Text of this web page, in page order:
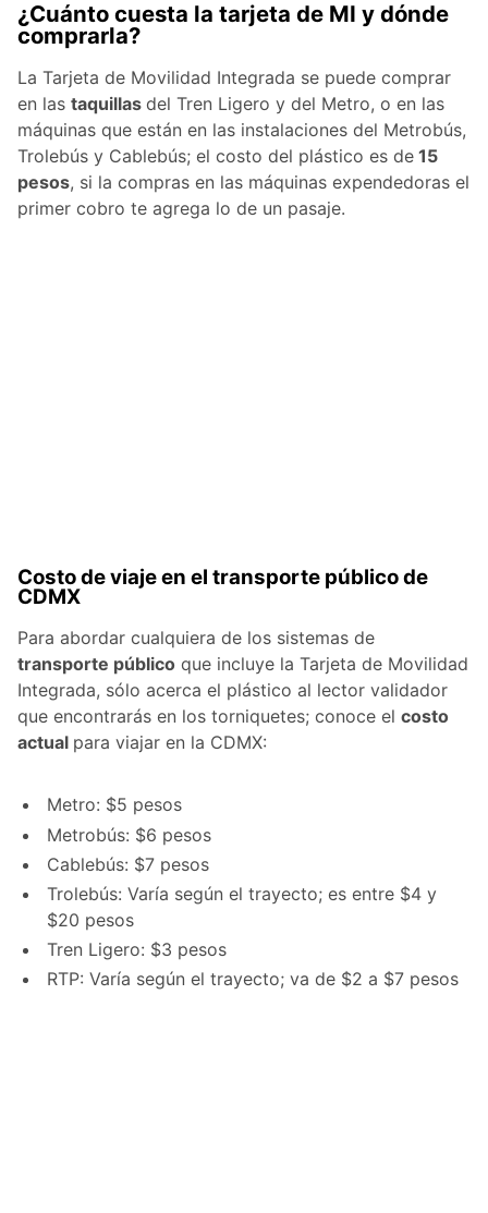
¿Cuánto cuesta la tarjeta de MI y dónde
comprarla?
La Tarjeta de Movilidad Integrada se puede comprar
en las taquillas del Tren Ligero y del Metro, o en las
máquinas que están en las instalaciones del Metrobús,
Trolebús y Cablebús; el costo del plástico es de 15
pesos, si la compras en las máquinas expendedoras el
primer cobro te agrega lo de un pasaje.
Costo de viaje en el transporte público de
CDMX
Para abordar cualquiera de los sistemas de
transporte público que incluye la Tarjeta de Movilidad
Integrada, sólo acerca el plástico al lector validador
que encontrarás en los torniquetes; conoce el costo
actual para viajar en la CDMX:
Metro: $5 pesos
Metrobús: $6 pesos
Cablebús: $7 pesos
Trolebús: Varía según el trayecto; es entre $4 y
$20 pesos
Tren Ligero: $3 pesos
RTP: Varía según el trayecto; va de $2 a $7 pesos